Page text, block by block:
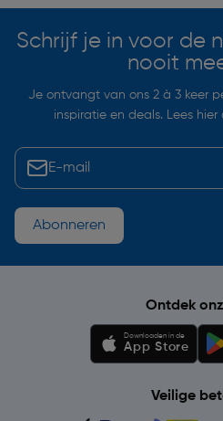
Schrijf je in voor de
nooit
Je ontvangt van ons 2 à 3 keer
inspiratie en deals. Lees hier
Abonneren
Ontdek
Downloaden in de
App Store
Veilige